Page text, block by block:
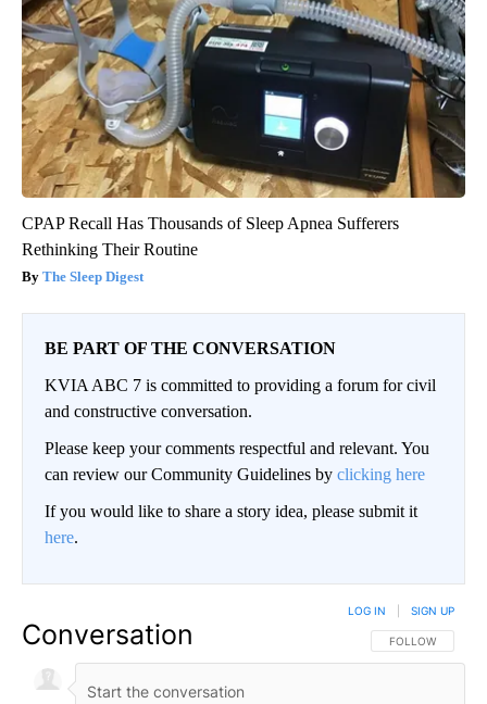
CPAP Recall Has Thousands of Sleep Apnea Sufferers
Rethinking Their Routine
The Sleep Digest
BE PART OF THE CONVERSATION
KVIA ABC 7 is committed to providing a forum for civil
and constructive conversation.
Please keep your comments respectful and relevant. You
can review our Community Guidelines by clicking here
If you would like to share a story idea, please submit it
here.
Conversation FOLLOW THIS
FOLLOW
LOG IN SIGN UP